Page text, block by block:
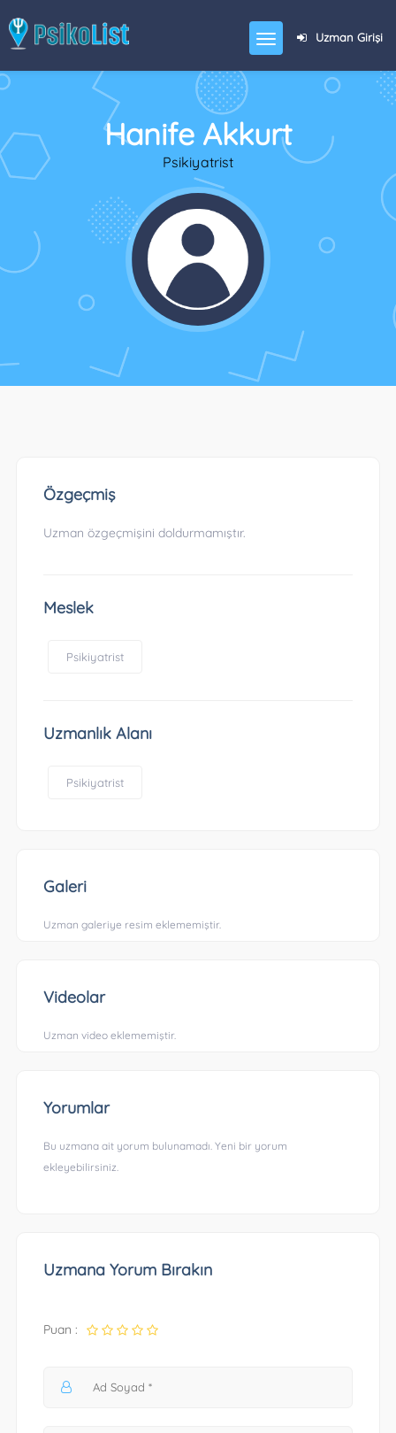
Uzman Girişi
Hanife Akkurt
Psikiyatrist
Özgeçmiş
Uzman özgeçmişini doldurmamıştır.
Meslek
Psikiyatrist
Uzmanlık Alanı
Psikiyatrist
Galeri
Uzman galeriye resim eklememiştir.
Videolar
Uzman video eklememiştir.
Yorumlar
Bu uzmana ait yorum bulunamadı. Yeni bir yorum
ekleyebilirsiniz.
Uzmana Yorum Bırakın
Puan :